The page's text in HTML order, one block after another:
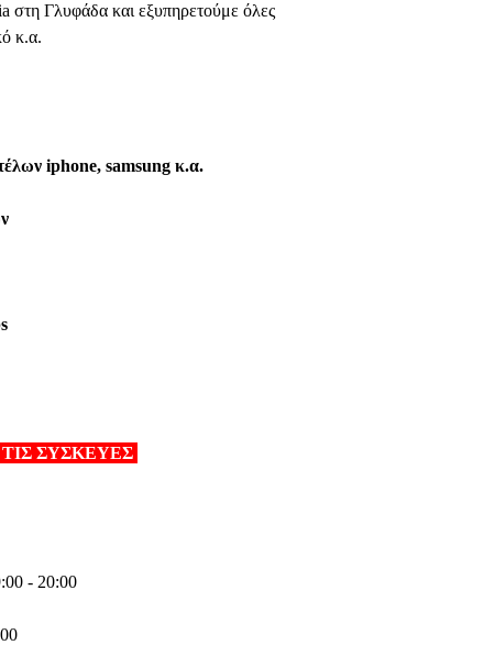
στη Γλυφάδα και εξυπηρετούμε όλες
κ.α.
iphone, samsung κ.α.
ΣΥΣΚΕΥΕΣ
- 20:00